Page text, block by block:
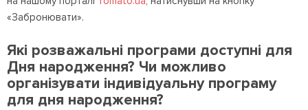
«Забронювати».
Які розважальні програми доступні для
Дня народження? Чи можливо
організувати індивідуальну програму
для дня народження?